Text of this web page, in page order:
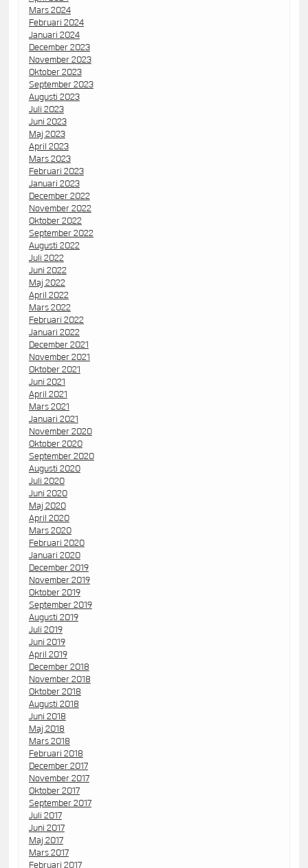
Mars 2024
Februari 2024
Januari 2024
December 2023
November 2023
Oktober 2023
September 2023
Augusti 2023
Juli 2023
Juni 2023
Maj 2023
April 2023
Mars 2023
Februari 2023
Januari 2023
December 2022
November 2022
Oktober 2022
September 2022
Augusti 2022
Juli 2022
Juni 2022
Maj 2022
April 2022
Mars 2022
Februari 2022
Januari 2022
December 2021
November 2021
Oktober 2021
Juni 2021
April 2021
Mars 2021
Januari 2021
November 2020
Oktober 2020
September 2020
Augusti 2020
Juli 2020
Juni 2020
Maj 2020
April 2020
Mars 2020
Februari 2020
Januari 2020
December 2019
November 2019
Oktober 2019
September 2019
Augusti 2019
Juli 2019
Juni 2019
April 2019
December 2018
November 2018
Oktober 2018
Augusti 2018
Juni 2018
Maj 2018
Mars 2018
Februari 2018
December 2017
November 2017
Oktober 2017
September 2017
Juli 2017
Juni 2017
Maj 2017
Mars 2017
Februari 2017